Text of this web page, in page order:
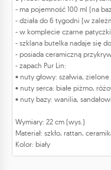
- ma pojemność 100 ml (na
- działa do 6 tygodni (w
- w komplecie czarne patyczki
- szklana butelka nadaje się
- posiada ceramiczną
- zapach Pur Lin:
• nuty głowy: szałwia,
• nuty serca: białe piżmo,
• nuty bazy: wanilia,
Wymiary: 22 cm (wys.)
Materiał: szkło, rattan,
Kolor: biały